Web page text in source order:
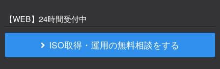
【WEB】24時間受付中
ISO取得・運用の無料相談をする